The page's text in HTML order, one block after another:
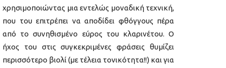
χρησιμοποιώντας μια εντελώς μοναδική τεχνική,
που του επιτρέπει να αποδίδει φθόγγους πέρα
από το συνηθισμένο εύρος του κλαρινέτου. Ο
ήχος του στις συγκεκριμένες φράσεις θυμίζει
περισσότερο βιολί (με τέλεια τονικότητα!!) και για